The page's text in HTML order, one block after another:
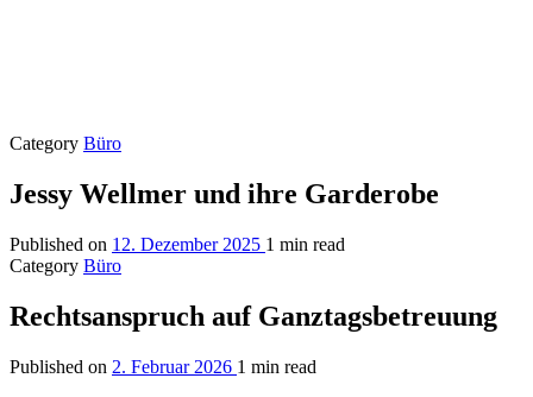
Category Büro
Jessy Wellmer und ihre Garderobe
Published on 12. Dezember 2025 1 min read
Category Büro
Rechtsanspruch auf Ganztagsbetreuung
Published on 2. Februar 2026 1 min read